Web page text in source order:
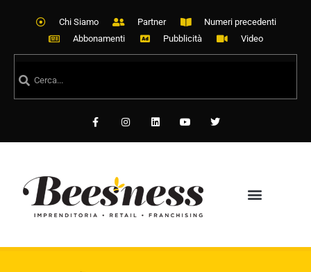
Chi Siamo Partner
Numeri precedenti
Abbonamenti
Pubblicità Video